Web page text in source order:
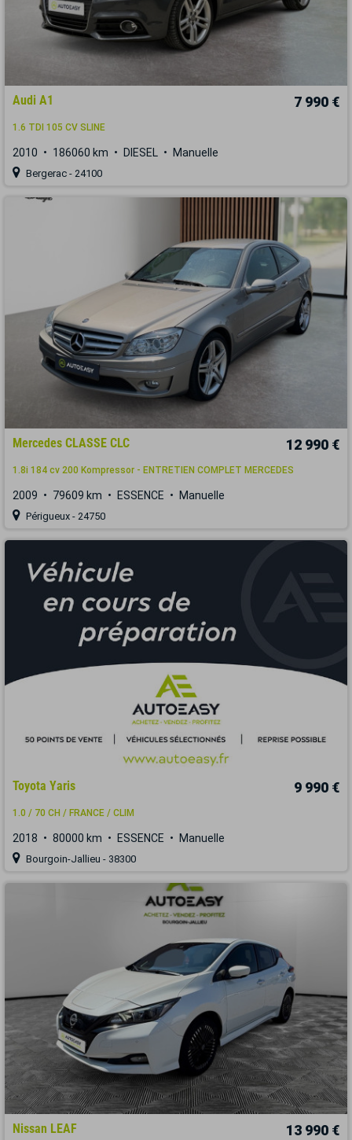
Audi A1 7 990 €
1.6 TDI 105 CV SLINE
2010 186060 km DIESEL Manuelle
Bergerac - 24100
Mercedes CLASSE CLC 12 990 €
1.8i 184 cv 200 Kompressor - ENTRETIEN COMPLET MERCEDES
2009 79609 km ESSENCE Manuelle
Périgueux - 24750
Toyota Yaris 9 990 €
1.0 / 70 CH / FRANCE / CLIM
2018 80000 km ESSENCE Manuelle
Bourgoin-Jallieu - 38300
Nissan LEAF 13 990 €